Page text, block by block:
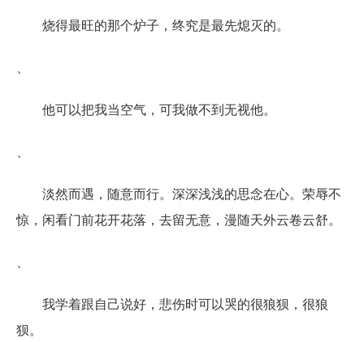
烧得最旺的那个炉子，终究是最先熄灭的。
、
他可以把我当空气，可我做不到无视他。
、
淡然而遇，随意而行。深深浅浅的思念在心。荣辱不
惊，闲看门前花开花落，去留无意，漫随天外云卷云舒。
、
我学着跟自己说好，悲伤时可以哭的很狼狈，很狼
狈。